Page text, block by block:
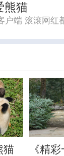
熊猫
户端 滚滚网红
猫
《精